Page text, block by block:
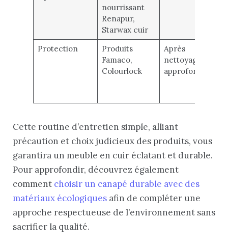
nourrissant
Renapur,
Starwax cuir
Protection
Produits
Famaco,
Colourlock
Après
nettoyage
approfondi
Cette routine d’entretien simple, alliant
précaution et choix judicieux des produits, vous
garantira un meuble en cuir éclatant et durable.
Pour approfondir, découvrez également
comment choisir un canapé durable avec des
matériaux écologiques afin de compléter une
approche respectueuse de l’environnement sans
sacrifier la qualité.